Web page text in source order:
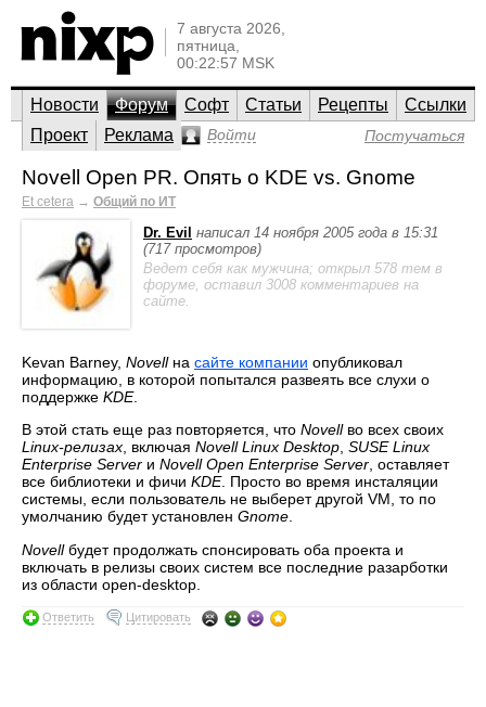
7 августа 2026,
пятница,
00:22:57 MSK
Новости Форум Софт Статьи Рецепты
Ссылки
Проект
Реклама Войти Постучаться
Novell Open PR. Опять о KDE vs. Gnome
Et cetera → Общий по ИТ
Dr. Evil написал 14 ноября 2005 года в 15:31
(717 просмотров)
Ведет себя как мужчина; открыл 578 тем в
форуме, оставил 3008 комментариев на
сайте.
Kevan Barney, Novellна сайте компании опубликовал
информацию, в которой попытался развеять все слухи о
поддержке KDE.
В этой стать еще раз повторяется, что Novellво всех своих
Linux-релизах, включая Novell Linux Desktop, SUSE Linux
Enterprise Server и Novell Open Enterprise Server, оставляет
все библиотеки и фичи KDE. Просто во время инсталяции
системы, если пользователь не выберет другой VM, то по
умолчанию будет установлен Gnome.
Novellбудет продолжать спонсировать оба проекта и
включать в релизы своих систем все последние разарботки
из области open-desktop.
Ответить Цитировать